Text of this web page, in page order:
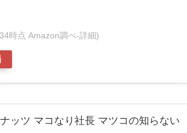
時点 Amazon調べ-詳細)
ッツ マコなり社長 マツコの知らない